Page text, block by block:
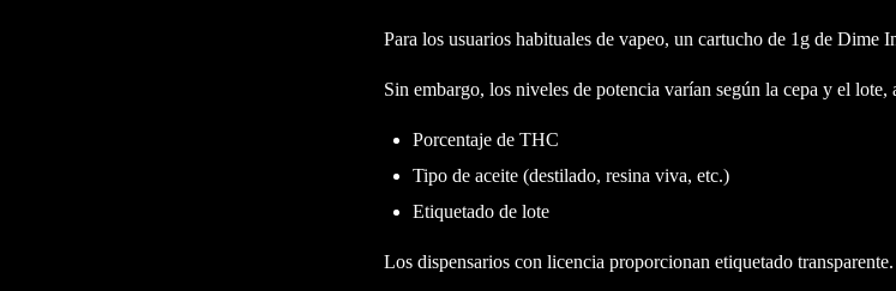
Para los usuarios habituales de vapeo, un cartucho de 1g de Dime
Sin embargo, los niveles de potencia varían según la cepa y el lote,
Porcentaje de THC
Tipo de aceite (destilado, resina viva, etc.)
Etiquetado de lote
Los dispensarios con licencia proporcionan etiquetado transparente.